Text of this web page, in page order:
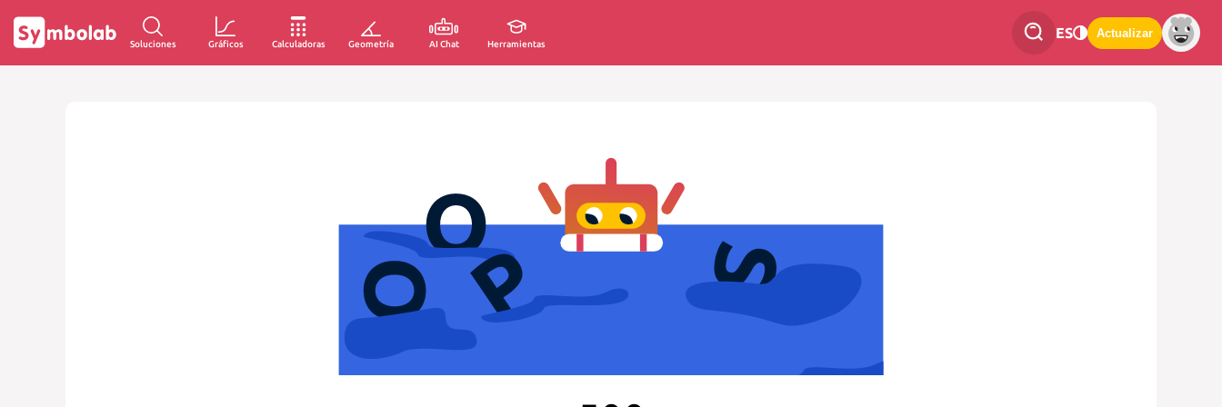
Soluciones Gráficos Calculadoras Geometría AI Chat Herramientas
ES Actualizar